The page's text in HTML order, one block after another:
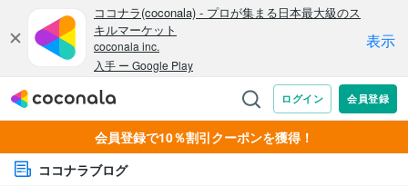
会員登録で10％割引クーポンを獲得！
ココナラブログ